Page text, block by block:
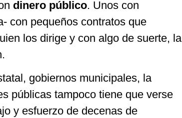
dinero público. Unos con
con pequeños contratos que
los dirige y con algo de suerte, la
gobiernos municipales, la
públicas tampoco tiene que verse
y esfuerzo de decenas de